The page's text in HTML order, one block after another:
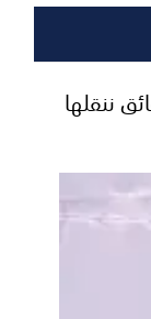
ننقلها